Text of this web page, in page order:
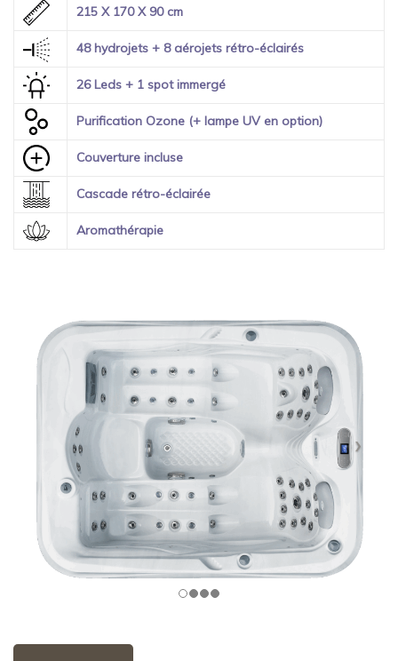
215 X 170 X 90 cm
48 hydrojets + 8 aérojets rétro-éclairés
26 Leds + 1 spot immergé
Purification Ozone (+ lampe UV en option)
Couverture incluse
Cascade rétro-éclairée
Aromathérapie